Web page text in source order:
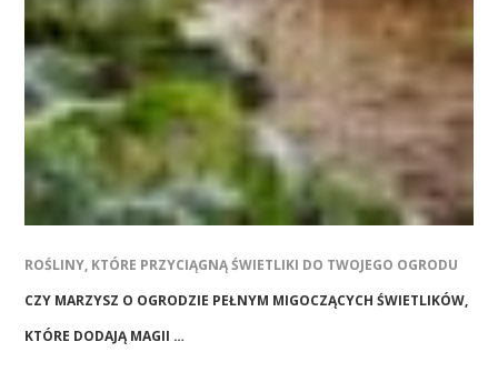
ROŚLINY, KTÓRE PRZYCIĄGNĄ ŚWIETLIKI DO TWOJEGO OGRODU
CZY MARZYSZ O OGRODZIE PEŁNYM MIGOCZĄCYCH ŚWIETLIKÓW,
KTÓRE DODAJĄ MAGII …